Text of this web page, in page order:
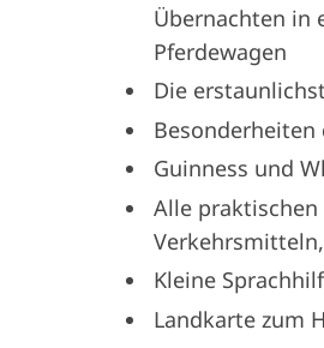
Übernachten in
Pferdewagen
Die
Besonderheiten
Guinness und
Alle praktischen
Kleine
Landkarte zum